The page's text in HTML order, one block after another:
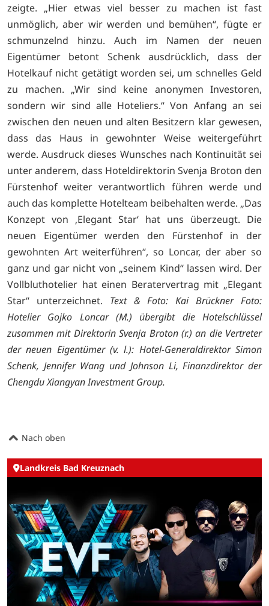
zeigte. „Hier etwas viel besser zu machen ist fast
unmöglich, aber wir werden und bemühen“, fügte er
schmunzelnd hinzu. Auch im Namen der neuen
Eigentümer betont Schenk ausdrücklich, dass der
Hotelkauf nicht getätigt worden sei, um schnelles Geld
zu machen. „Wir sind keine anonymen Investoren,
sondern wir sind alle Hoteliers.“ Von Anfang an sei
zwischen den neuen und alten Besitzern klar gewesen,
dass das Haus in gewohnter Weise weitergeführt
werde. Ausdruck dieses Wunsches nach Kontinuität sei
unter anderem, dass Hoteldirektorin Svenja Broton den
Fürstenhof weiter verantwortlich führen werde und
auch das komplette Hotelteam beibehalten werde. „Das
Konzept von ‚Elegant Star‘ hat uns überzeugt. Die
neuen Eigentümer werden den Fürstenhof in der
gewohnten Art weiterführen“, so Loncar, der aber so
ganz und gar nicht von „seinem Kind“ lassen wird. Der
Vollbluthotelier hat einen Beratervertrag mit „Elegant
Star“ unterzeichnet. Text & Foto: Kai Brückner Foto:
Hotelier Gojko Loncar (M.) übergibt die Hotelschlüssel
zusammen mit Direktorin Svenja Broton (r.) an die Vertreter
der neuen Eigentümer (v. l.): Hotel-Generaldirektor Simon
Schenk, Jennifer Wang und Johnson Li, Finanzdirektor der
Chengdu Xiangyan Investment Group.
Nach oben
Landkreis Bad Kreuznach